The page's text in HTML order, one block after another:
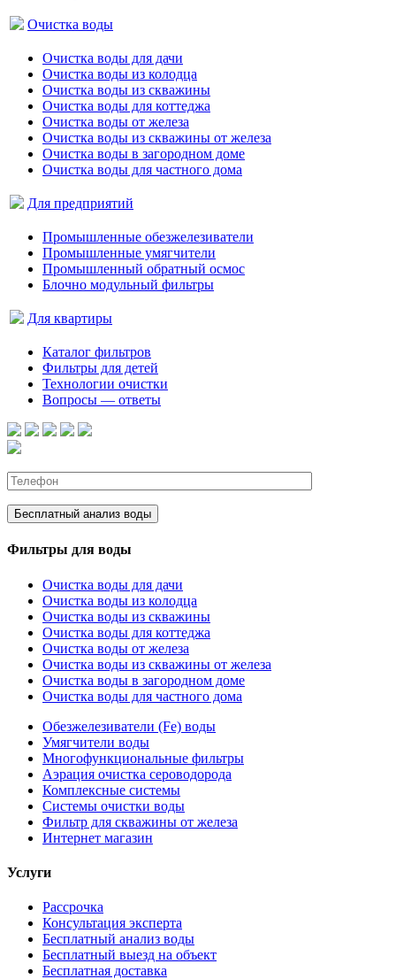
Очистка воды
Очистка воды для дачи
Очистка воды из колодца
Очистка воды из скважины
Очистка воды для коттеджа
Очистка воды от железа
Очистка воды из скважины от железа
Очистка воды в загородном доме
Очистка воды для частного дома
Для предприятий
Промышленные обезжелезиватели
Промышленные умягчители
Промышленный обратный осмос
Блочно модульный фильтры
Для квартиры
Каталог фильтров
Фильтры для детей
Технологии очистки
Вопросы — ответы
Фильтры для воды
Очистка воды для дачи
Очистка воды из колодца
Очистка воды из скважины
Очистка воды для коттеджа
Очистка воды от железа
Очистка воды из скважины от железа
Очистка воды в загородном доме
Очистка воды для частного дома
Обезжелезиватели (Fe) воды
Умягчители воды
Многофункциональные фильтры
Аэрация очистка сероводорода
Комплексные системы
Системы очистки воды
Фильтр для скважины от железа
Интернет магазин
Услуги
Рассрочка
Консультация эксперта
Бесплатный анализ воды
Бесплатный выезд на объект
Бесплатная доставка